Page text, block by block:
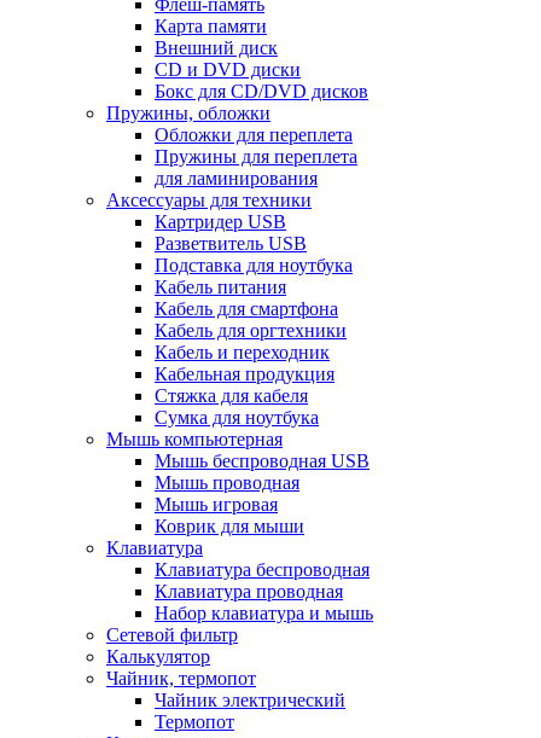
Флеш-память
Карта памяти
Внешний диск
CD и DVD диски
Бокс для CD/DVD дисков
Пружины, обложки
Обложки для переплета
Пружины для переплета
для ламинирования
Аксессуары для техники
Картридер USB
Разветвитель USB
Подставка для ноутбука
Кабель питания
Кабель для смартфона
Кабель для оргтехники
Кабель и переходник
Кабельная продукция
Стяжка для кабеля
Сумка для ноутбука
Мышь компьютерная
Мышь беспроводная USB
Мышь проводная
Мышь игровая
Коврик для мыши
Клавиатура
Клавиатура беспроводная
Клавиатура проводная
Набор клавиатура и мышь
Сетевой фильтр
Калькулятор
Чайник, термопот
Чайник электрический
Термопот